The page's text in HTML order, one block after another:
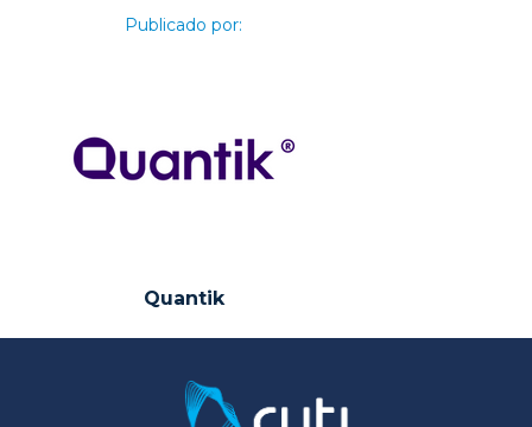
Publicado por:
Quantik